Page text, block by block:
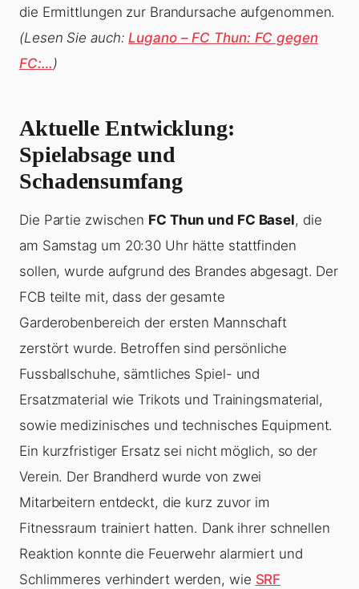
die Ermittlungen zur Brandursache aufgenommen.
(Lesen Sie auch:Lugano – FC Thun: FC gegen
FC:…)
Aktuelle Entwicklung:
Spielabsage und
Schadensumfang
Die Partie zwischen FC Thun und FC Basel, die
am Samstag um 20:30 Uhr hätte stattfinden
sollen, wurde aufgrund des Brandes abgesagt. Der
FCB teilte mit, dass der gesamte
Garderobenbereich der ersten Mannschaft
zerstört wurde. Betroffen sind persönliche
Fussballschuhe, sämtliches Spiel- und
Ersatzmaterial wie Trikots und Trainingsmaterial,
sowie medizinisches und technisches Equipment.
Ein kurzfristiger Ersatz sei nicht möglich, so der
Verein. Der Brandherd wurde von zwei
Mitarbeitern entdeckt, die kurz zuvor im
Fitnessraum trainiert hatten. Dank ihrer schnellen
Reaktion konnte die Feuerwehr alarmiert und
Schlimmeres verhindert werden, wie SRF